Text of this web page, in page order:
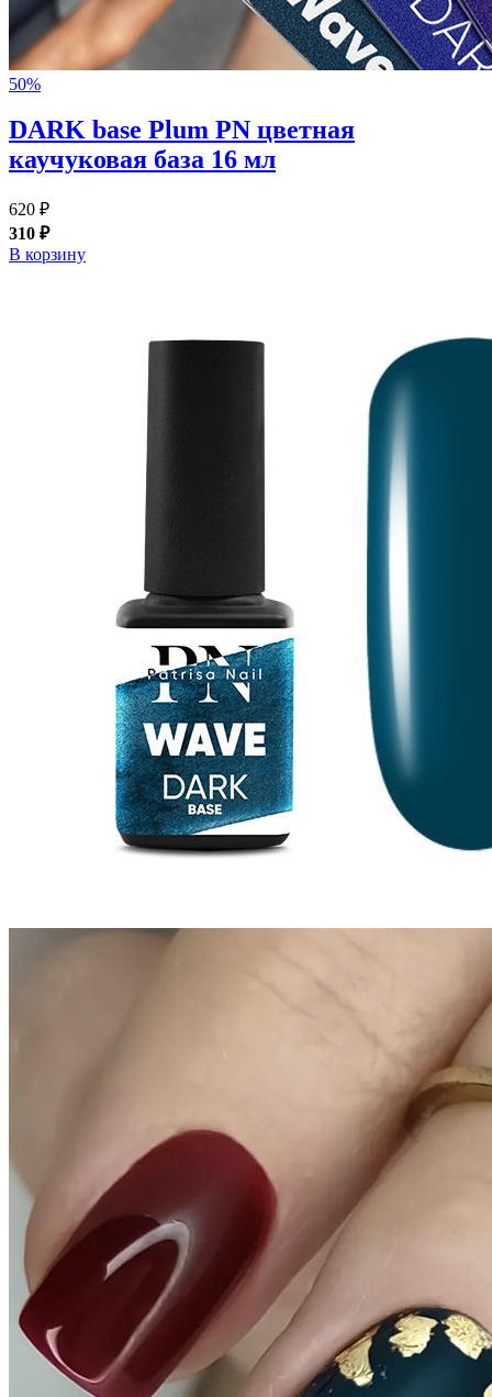
50%
DARK base Plum PN цветная
каучуковая база 16 мл
620 ₽
310 ₽
В корзину